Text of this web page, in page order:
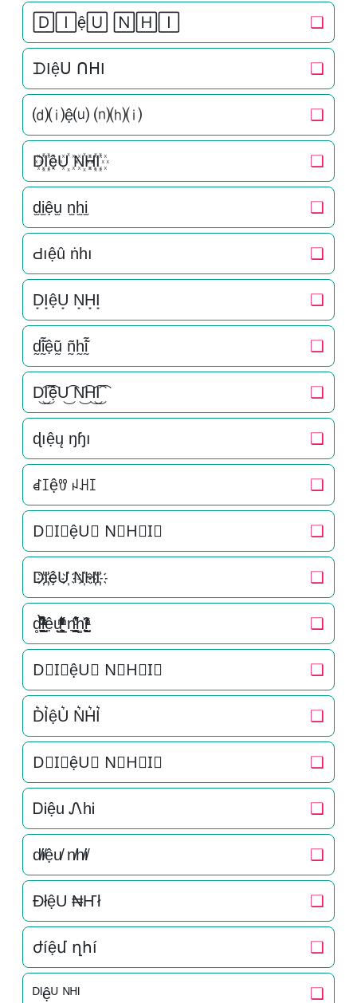
🄳🄸ệ🅄 🄽🄷🄸 ❏
ᗪIệᑌ ᑎᕼI ❏
⒟⒤ệ⒰ ⒩⒣⒤ ❏
D꙰I꙰ệU꙰ N꙰H꙰I꙰ ❏
d̫i̫ệu̫ n̫h̫i̫ ❏
Ԁıệȗ ṅһı ❏
D͙I͙ệU͙ N͙H͙I͙ ❏
d̰̃ḭ̃ệṵ̃ ñ̰h̰̃ḭ̃ ❏
D͜͡I͜͡ệU͜͡ N͜͡H͜͡I͜͡ ❏
ɖıệų ŋɧı ❏
ꀸꀤệꀎ ꈤꃅꀤ ❏
D⃟I⃟ệU⃟ N⃟H⃟I⃟ ❏
D҉I҉ệU҉ N҉H҉I҉ ❏
d̥̝̮͙͈͂̐̇ͮ̏̔̀̚ͅi̞̟̫̺ͭ̒ͭͣệu̟͎̲͕̼̳͉̲ͮͫͭ̋ͭ͛ͣ̈ n͉̠̙͉̗̺̋̋̔ͧ̊h͚̖̜̍̃͐i̞̟̫̺ͭ̒ͭͣ ❏
D⃗I⃗ệU⃗ N⃗H⃗I⃗ ❏
D͛I͛ệU͛ N͛H͛I͛ ❏
D⃒I⃒ệU⃒ N⃒H⃒I⃒ ❏
ᎠᎥệu ᏁhᎥ ❏
d̸i̸ệu̸ n̸h̸i̸ ❏
ÐłệU ₦Ҥł ❏
ժíệմ ղհí ❏
ᴰᴵệᵁ ᴺᴴᴵ ❏